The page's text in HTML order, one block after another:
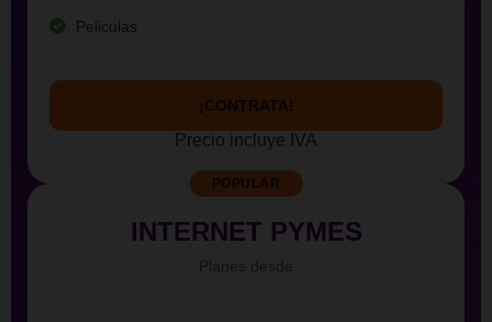
Peliculas
¡CONTRATA!
Precio incluye IVA
POPULAR
INTERNET PYMES